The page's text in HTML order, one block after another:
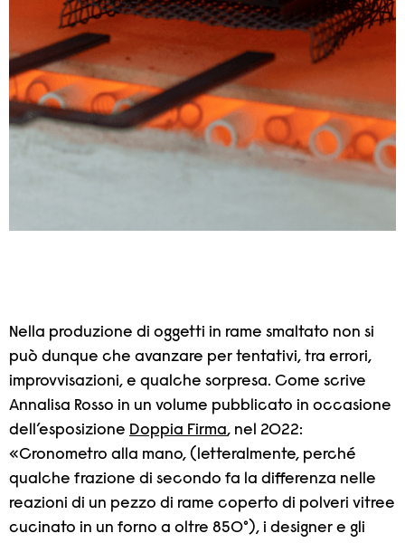
Nella produzione di oggetti in rame smaltato non si
può dunque che avanzare per tentativi, tra errori,
improvvisazioni, e qualche sorpresa. Come scrive
Annalisa Rosso in un volume pubblicato in occasione
dell’esposizione Doppia Firma, nel 2022:
«Cronometro alla mano, (letteralmente, perché
qualche frazione di secondo fa la differenza nelle
reazioni di un pezzo di rame coperto di polveri vitree
cucinato in un forno a oltre 850°), i designer e gli